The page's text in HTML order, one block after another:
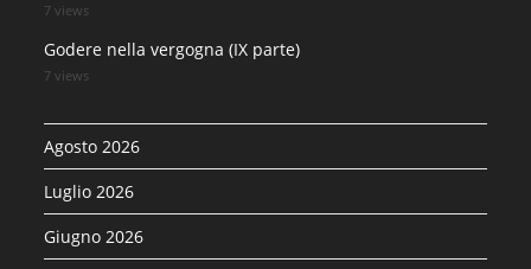
7 views
Godere nella vergogna (IX parte)
7 views
Agosto 2026
Luglio 2026
Giugno 2026